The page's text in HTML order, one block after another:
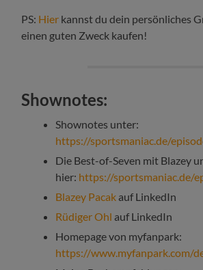
PS: Hier kannst du dein persönliches
einen guten Zweck kaufen!
Shownotes:
Shownotes unter:
https://sportsmaniac.de/
Die Best-of-Seven mit Blazey
hier: https://sportsmaniac.de/
Blazey Pacak auf LinkedIn
Rüdiger Ohl auf LinkedIn
Homepage von myfanpark:
https://www.myfanpark.com/